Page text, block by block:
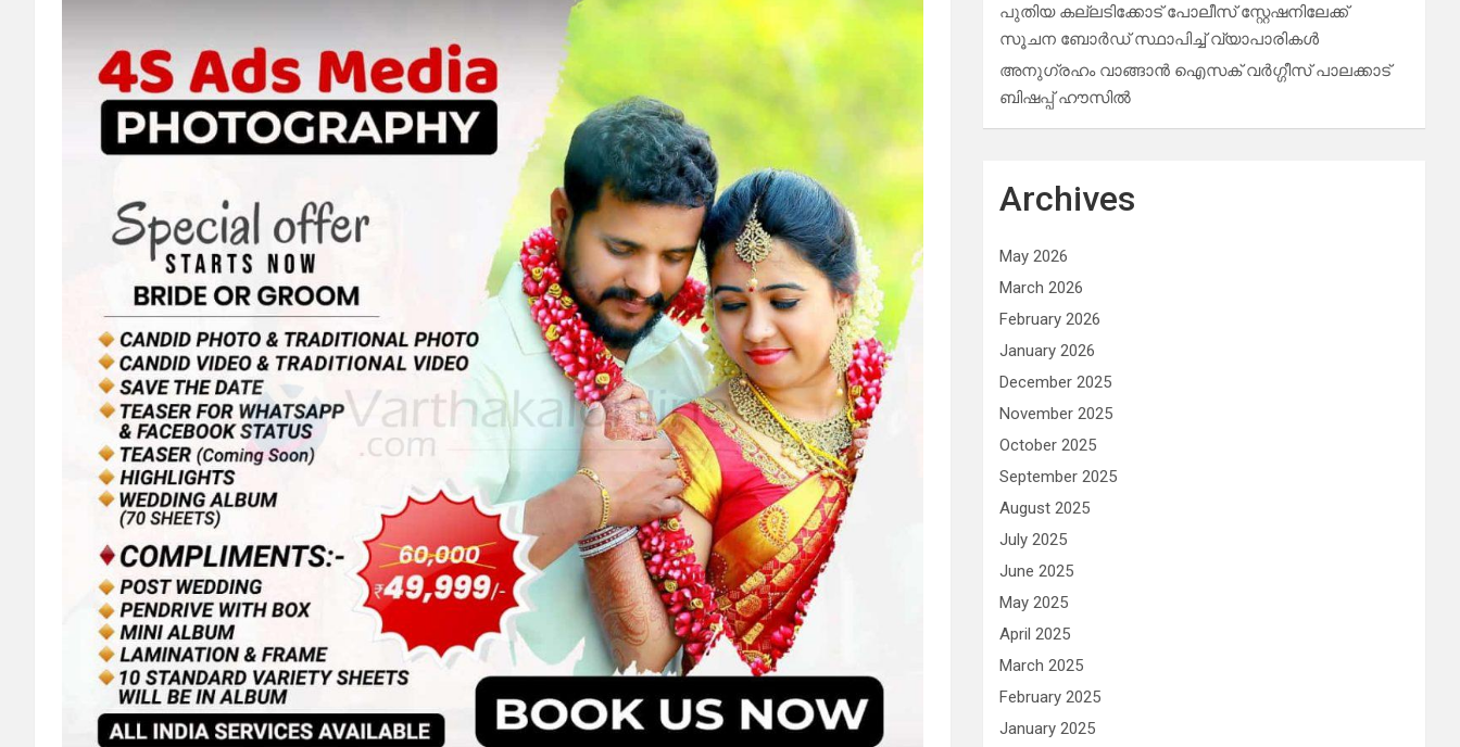
പുതിയ കല്ലടിക്കോട് പോലീസ് സ്റ്റേഷനിലേക്ക്
സൂചന ബോർഡ് സ്ഥാപിച്ച് വ്യാപാരികൾ
അനുഗ്രഹം വാങ്ങാൻ ഐസക് വര്‍ഗ്ഗീസ് പാലക്കാട്
ബിഷപ്പ് ഹൗസില്‍
Archives
May 2026
March 2026
February 2026
January 2026
December 2025
November 2025
October 2025
September 2025
August 2025
July 2025
June 2025
May 2025
April 2025
March 2025
February 2025
January 2025